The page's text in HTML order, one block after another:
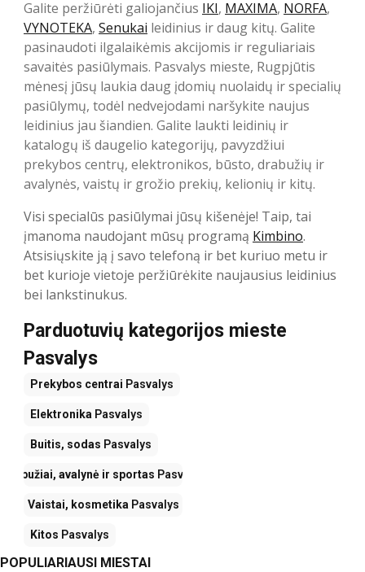
Galite peržiūrėti galiojančius IKI, MAXIMA, NORFA,
VYNOTEKA, Senukai leidinius ir daug kitų. Galite
pasinaudoti ilgalaikėmis akcijomis ir reguliariais
savaitės pasiūlymais. Pasvalys mieste, Rugpjūtis
mėnesį jūsų laukia daug įdomių nuolaidų ir specialių
pasiūlymų, todėl nedvejodami naršykite naujus
leidinius jau šiandien. Galite laukti leidinių ir
katalogų iš daugelio kategorijų, pavyzdžiui
prekybos centrų, elektronikos, būsto, drabužių ir
avalynės, vaistų ir grožio prekių, kelionių ir kitų.
Visi specialūs pasiūlymai jūsų kišenėje! Taip, tai
įmanoma naudojant mūsų programą Kimbino.
Atsisiųskite ją į savo telefoną ir bet kuriuo metu ir
bet kurioje vietoje peržiūrėkite naujausius leidinius
bei lankstinukus.
Parduotuvių kategorijos mieste
Pasvalys
Prekybos centrai Pasvalys
Elektronika Pasvalys
Buitis, sodas Pasvalys
Drabužiai, avalynė ir sportas Pasvalys
Vaistai, kosmetika Pasvalys
Kitos Pasvalys
POPULIARIAUSI MIESTAI